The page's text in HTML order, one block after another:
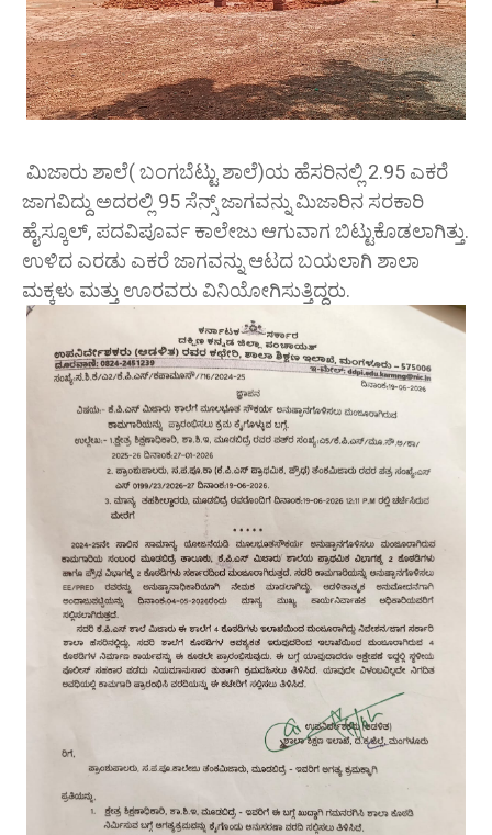
ಮಿಜಾರು ಶಾಲೆ( ಬಂಗಬೆಟ್ಟು ಶಾಲೆ)ಯ ಹೆಸರಿನಲ್ಲಿ 2.95 ಎಕರೆ
ಜಾಗವಿದ್ದು ಅದರಲ್ಲಿ 95 ಸೆನ್ಸ್ ಜಾಗವನ್ನು ಮಿಜಾರಿನ ಸರಕಾರಿ
ಹೈಸ್ಕೂಲ್, ಪದವಿಪೂರ್ವ ಕಾಲೇಜು ಆಗುವಾಗ ಬಿಟ್ಟುಕೊಡಲಾಗಿತ್ತು.
ಉಳಿದ ಎರಡು ಎಕರೆ ಜಾಗವನ್ನು ಆಟದ ಬಯಲಾಗಿ ಶಾಲಾ
ಮಕ್ಕಳು ಮತ್ತು ಊರವರು ವಿನಿಯೋಗಿಸುತ್ತಿದ್ದರು.